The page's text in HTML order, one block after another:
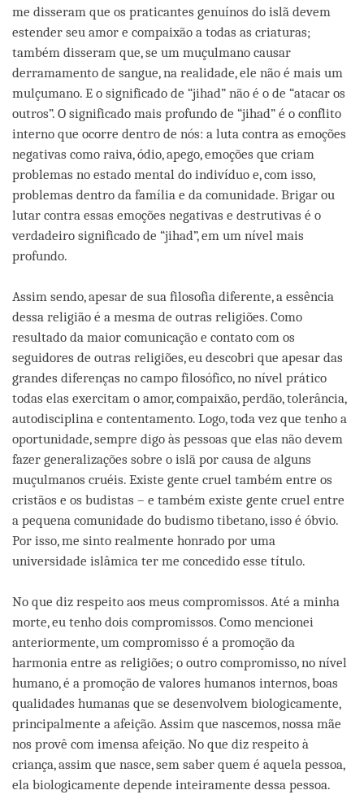
me disseram que os praticantes genuínos do islã devem
estender seu amor e compaixão a todas as criaturas;
também disseram que, se um muçulmano causar
derramamento de sangue, na realidade, ele não é mais um
mulçumano. E o significado de “jihad” não é o de “atacar os
outros”. O significado mais profundo de “jihad” é o conflito
interno que ocorre dentro de nós: a luta contra as emoções
negativas como raiva, ódio, apego, emoções que criam
problemas no estado mental do indivíduo e, com isso,
problemas dentro da família e da comunidade. Brigar ou
lutar contra essas emoções negativas e destrutivas é o
verdadeiro significado de “jihad”, em um nível mais
profundo.
Assim sendo, apesar de sua filosofia diferente, a essência
dessa religião é a mesma de outras religiões. Como
resultado da maior comunicação e contato com os
seguidores de outras religiões, eu descobri que apesar das
grandes diferenças no campo filosófico, no nível prático
todas elas exercitam o amor, compaixão, perdão, tolerância,
autodisciplina e contentamento. Logo, toda vez que tenho a
oportunidade, sempre digo às pessoas que elas não devem
fazer generalizações sobre o islã por causa de alguns
muçulmanos cruéis. Existe gente cruel também entre os
cristãos e os budistas – e também existe gente cruel entre
a pequena comunidade do budismo tibetano, isso é óbvio.
Por isso, me sinto realmente honrado por uma
universidade islâmica ter me concedido esse título.
No que diz respeito aos meus compromissos. Até a minha
morte, eu tenho dois compromissos. Como mencionei
anteriormente, um compromisso é a promoção da
harmonia entre as religiões; o outro compromisso, no nível
humano, é a promoção de valores humanos internos, boas
qualidades humanas que se desenvolvem biologicamente,
principalmente a afeição. Assim que nascemos, nossa mãe
nos provê com imensa afeição. No que diz respeito à
criança, assim que nasce, sem saber quem é aquela pessoa,
ela biologicamente depende inteiramente dessa pessoa.